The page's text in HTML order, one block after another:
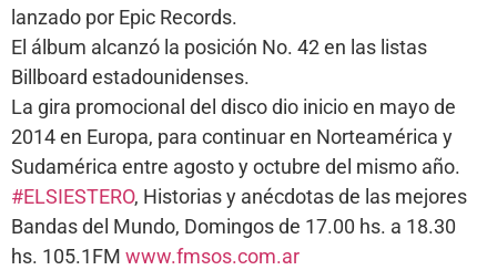
lanzado por Epic Records.
El álbum alcanzó la posición No. 42 en las listas
Billboard estadounidenses.
La gira promocional del disco dio inicio en mayo de
2014 en Europa, para continuar en Norteamérica y
Sudamérica entre agosto y octubre del mismo año.
#ELSIESTERO, Historias y anécdotas de las mejores
Bandas del Mundo, Domingos de 17.00 hs. a 18.30
hs. 105.1FM www.fmsos.com.ar